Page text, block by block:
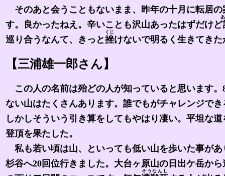
そのあと会うこともないまま、昨年の十月に転居
す。良かったねえ。辛いことも沢山あったはずだけど
巡り合うなんて、きっと挫
くじ
けないで明るく生きてきた
【三浦雄一郎さん】
この人の名前は殆どの人が知っていると思います
ない山はたくさんあります。誰でもがチャレンジで
しかしそういう引き算をしてもやはり凄い。平坦な
登頂を果たした。
私も若い頃は山、といっても低い山を歩いた事が
杉谷へ20回位行きました。大台ヶ原山の日出ケ岳から途中の山
そうなんし